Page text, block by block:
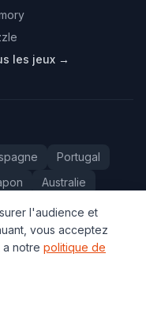
les jeux →
Portugal
Australie
Drapeaux
droits reserves.
l'audience et
vous acceptez
notre politique de